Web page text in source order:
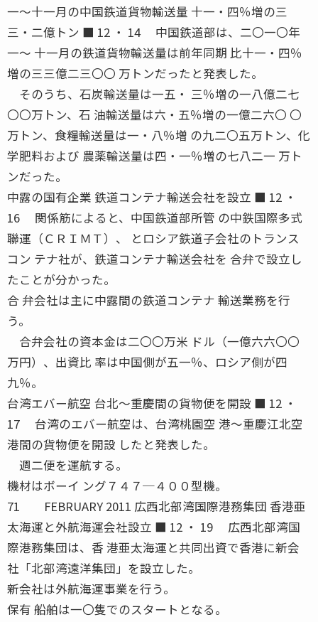
一〜十一月の中国鉄道貨物輸送量 十一・四％増の三
三・二億トン ■ 12 ・ 14 中国鉄道部は、二〇一〇年
一〜 十一月の鉄道貨物輸送量は前年同期 比十一・四％
増の三三億二三〇〇 万トンだったと発表した。
そのうち、石炭輸送量は一五・ 三％増の一八億二七
〇〇万トン、石 油輸送量は六・五％増の一億二六〇 〇
万トン、食糧輸送量は一・八％増 の九二〇五万トン、化
学肥料および 農薬輸送量は四・一％増の七八二一 万ト
ンだった。
中露の国有企業 鉄道コンテナ輸送会社を設立 ■ 12 ・
16 関係筋によると、中国鉄道部所管 の中鉄国際多式
聯運（ＣＲＩＭＴ）、 とロシア鉄道子会社のトランス
コン テナ社が、鉄道コンテナ輸送会社を 合弁で設立し
たことが分かった。
合 弁会社は主に中露間の鉄道コンテナ 輸送業務を行
う。
合弁会社の資本金は二〇〇万米 ドル（一億六六〇〇
万円）、出資比 率は中国側が五一％、ロシア側が四
九％。
台湾エバー航空 台北〜重慶間の貨物便を開設 ■ 12 ・
17 台湾のエバー航空は、台湾桃園空 港〜重慶江北空
港間の貨物便を開設 したと発表した。
週二便を運航する。
機材はボーイ ング７４７─４００型機。
71 FEBRUARY 2011 広西北部湾国際港務集団 香港亜
太海運と外航海運会社設立 ■ 12 ・ 19 広西北部湾国
際港務集団は、香 港亜太海運と共同出資で香港に新会
社「北部湾遠洋集団」を設立した。
新会社は外航海運事業を行う。
保有 船舶は一〇隻でのスタートとなる。